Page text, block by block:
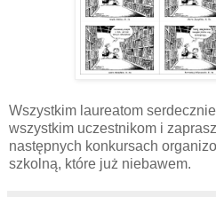
Wszystkim laureatom
wszystkim uczestnikom i
następnych konkursach
szkolną, które już niebawem.